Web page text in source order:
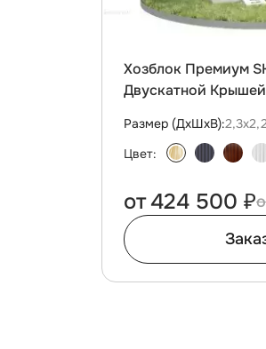
Хозблок Премиум
Двускатной
Размер (ДxШxВ):
Цвет:
от 424 500 ₽